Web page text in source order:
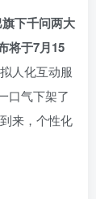
下千问两大
将于7月15
人化互动服
口气下架了
来，个性化